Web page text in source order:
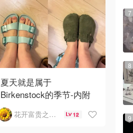
夏天就是属于
Birkenstock的季节-内附
如何选择
花开富贵之Mo个Mo 12